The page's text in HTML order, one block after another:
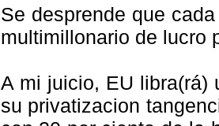
Se desprende que
multimillonario de lucro
A mi juicio, EU libra(rá)
su privatizacion